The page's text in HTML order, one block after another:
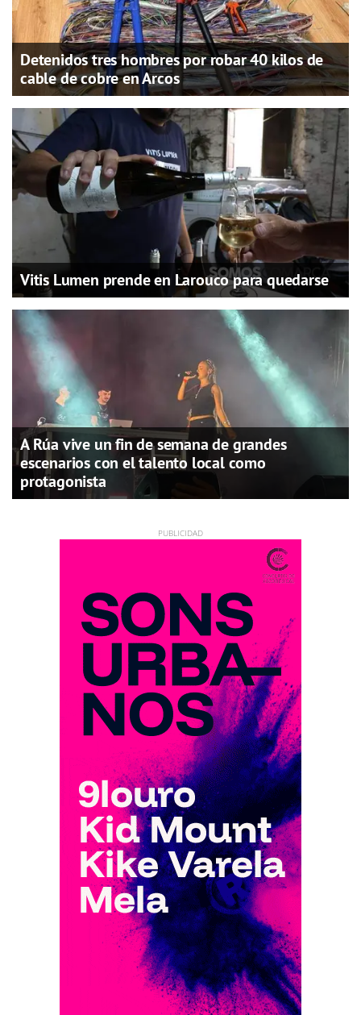
Detenidos tres hombres por robar 40 kilos de
cable de cobre en Arcos
Vitis Lumen prende en Larouco para quedarse
A Rúa vive un fin de semana de grandes
escenarios con el talento local como
protagonista